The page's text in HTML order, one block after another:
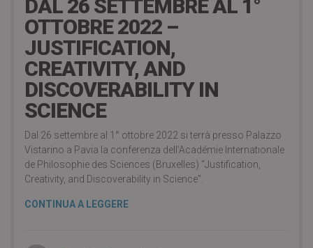
DAL 26 SETTEMBRE AL 1°
OTTOBRE 2022 –
JUSTIFICATION,
CREATIVITY, AND
DISCOVERABILITY IN
SCIENCE
Dal 26 settembre al 1° ottobre 2022 si terrà presso Palazzo
Vistarino a Pavia la conferenza dell’Académie Internationale
de Philosophie des Sciences (Bruxelles) “Justification,
Creativity, and Discoverability in Science”.
CONTINUA A LEGGERE